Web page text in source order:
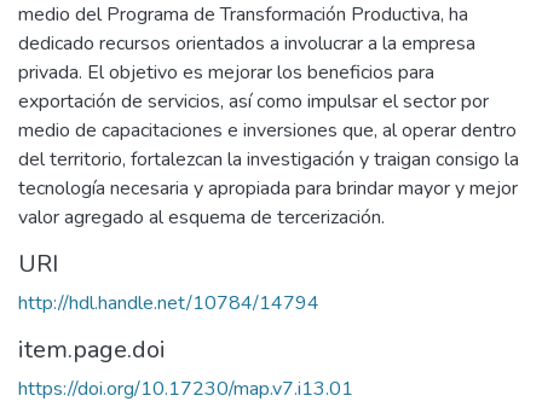
medio del Programa de Transformación Productiva, ha
dedicado recursos orientados a involucrar a la empresa
privada. El objetivo es mejorar los beneficios para
exportación de servicios, así como impulsar el sector por
medio de capacitaciones e inversiones que, al operar dentro
del territorio, fortalezcan la investigación y traigan consigo la
tecnología necesaria y apropiada para brindar mayor y mejor
valor agregado al esquema de tercerización.
URI
http://hdl.handle.net/10784/14794
item.page.doi
https://doi.org/10.17230/map.v7.i13.01